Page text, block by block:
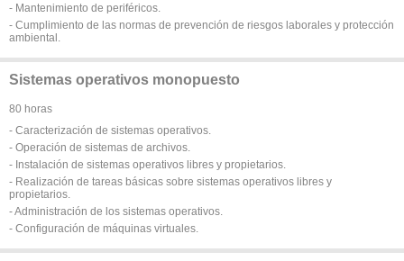
- Mantenimiento de periféricos.
- Cumplimiento de las normas de prevención de riesgos laborales y protección
ambiental.
Sistemas operativos monopuesto
80 horas
- Caracterización de sistemas operativos.
- Operación de sistemas de archivos.
- Instalación de sistemas operativos libres y propietarios.
- Realización de tareas básicas sobre sistemas operativos libres y
propietarios.
- Administración de los sistemas operativos.
- Configuración de máquinas virtuales.